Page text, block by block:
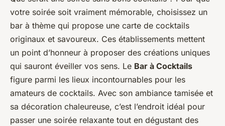
votre soirée soit vraiment mémorable, choisissez un
bar à thème qui propose une carte de cocktails
originaux et savoureux. Ces établissements mettent
un point d’honneur à proposer des créations uniques
qui sauront éveiller vos sens. Le Bar à Cocktails
figure parmi les lieux incontournables pour les
amateurs de cocktails. Avec son ambiance tamisée et
sa décoration chaleureuse, c’est l’endroit idéal pour
passer une soirée relaxante tout en dégustant des